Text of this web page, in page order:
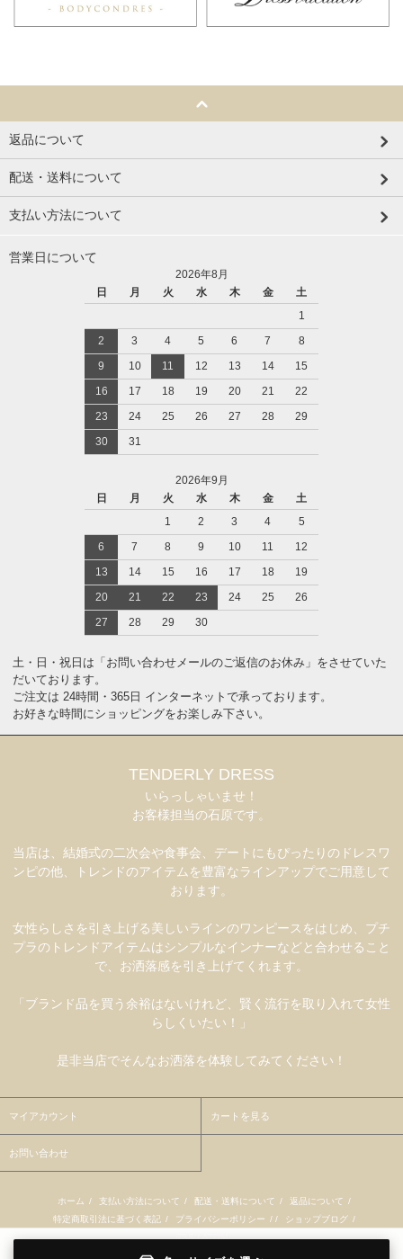
返品について
配送・送料について
支払い方法について
営業日について
2026年8月
日
月 火 水 木 金
土
1
2
3 4 5 6 7
8
9
10 11 12 13 14
15
16
17 18 19 20 21
22
23
24 25 26 27 28
29
30
31
2026年9月
日
月 火 水 木 金
土
1
2 3 4
5
6
7 8 9 10 11
12
13
14 15 16 17 18
19
20
21 22 23 24 25
26
27
28 29 30
土・日・祝日は「お問い合わせメールのご返信のお休み」をさせていた
だいております。
ご注文は 24時間・365日 インターネットで承っております。
お好きな時間にショッピングをお楽しみ下さい。
TENDERLY DRESS
いらっしゃいませ！
お客様担当の石原です。
当店は、結婚式の二次会や食事会、デートにもぴったりのドレスワ
ンピの他、トレンドのアイテムを豊富なラインアップでご用意して
おります。
女性らしさを引き上げる美しいラインのワンピースをはじめ、プチ
プラのトレンドアイテムはシンプルなインナーなどと合わせること
で、お洒落感を引き上げてくれます。
「ブランド品を買う余裕はないけれど、賢く流行を取り入れて女性
らしくいたい！」
是非当店でそんなお洒落を体験してみてください！
マイアカウント カートを見る
お問い合わせ
ホーム / 支払い方法について / 配送・送料について / 返品について /
特定商取引法に基づく表記 / プライバシーポリシー / / ショップブログ /